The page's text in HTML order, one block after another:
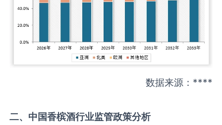
数据来源：****
二、中国香槟酒行业监管政策分析